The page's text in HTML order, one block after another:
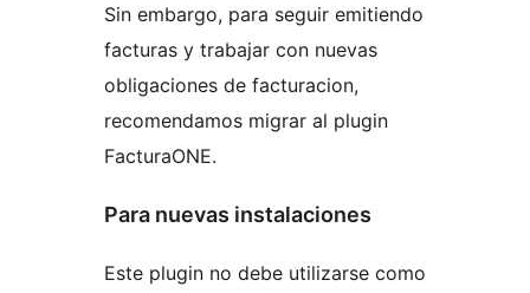
Sin embargo, para seguir emitiendo
facturas y trabajar con nuevas
obligaciones de facturacion,
recomendamos migrar al plugin
FacturaONE.
Para nuevas instalaciones
Este plugin no debe utilizarse como